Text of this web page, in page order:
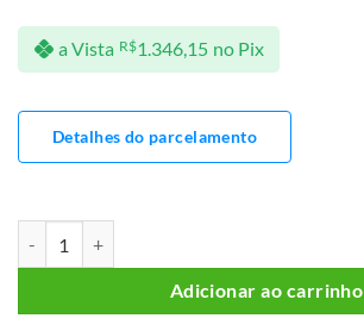
a Vista R$1.346,15 no Pix
Detalhes do parcelamento
Adicionar ao carrinho